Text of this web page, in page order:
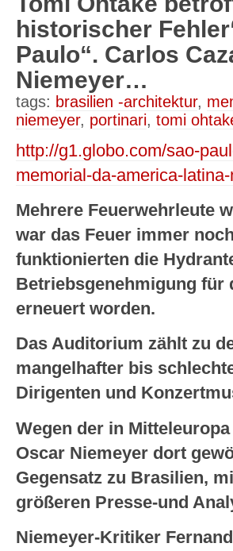
historischer
Paulo“. Carlos
Niemeyer…
tags: brasilien -architektur,
niemeyer, portinari, tomi
http://g1.globo.com/sao-
memorial-da-america-
Mehrere Feuerwehrleute
war das Feuer immer
funktionierten die
Betriebsgenehmigung für
erneuert worden.
Das Auditorium zählt zu
mangelhafter bis
Dirigenten und
Wegen der in
Oscar Niemeyer dort
Gegensatz zu Brasilien,
größeren Presse-und
Niemeyer-Kritiker